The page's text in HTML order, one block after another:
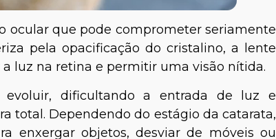
ocular que pode comprometer seriamente
pela opacificação do cristalino, a lente
luz na retina e permitir uma visão nítida.
dificultando a entrada de luz e
total. Dependendo do estágio da catarata,
enxergar objetos, desviar de móveis ou